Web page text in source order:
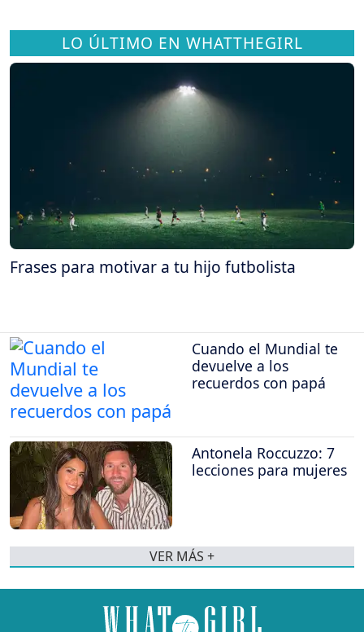
LO ÚLTIMO EN WHATTHEGIRL
Frases para motivar a tu hijo futbolista
Cuando el Mundial te
devuelve a los
recuerdos con papá
Antonela Roccuzzo: 7
lecciones para mujeres
VER MÁS +